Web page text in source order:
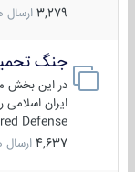
3,279 ارسال ها
جنگ
در این بخش
ایران اسلامی
Defense
4,637 ارسال ها